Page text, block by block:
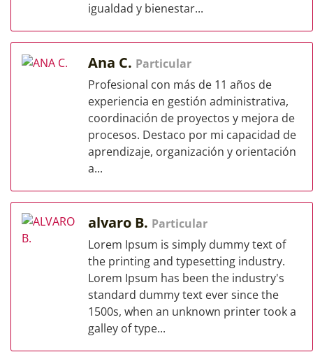
igualdad y bienestar...
Ana C. Particular
Profesional con más de 11 años de
experiencia en gestión administrativa,
coordinación de proyectos y mejora de
procesos. Destaco por mi capacidad de
aprendizaje, organización y orientación
a...
alvaro B. Particular
Lorem Ipsum is simply dummy text of
the printing and typesetting industry.
Lorem Ipsum has been the industry's
standard dummy text ever since the
1500s, when an unknown printer took a
galley of type...